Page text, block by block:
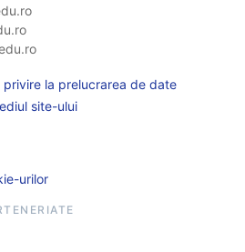
la prelucrarea de date
site-ului
urilor